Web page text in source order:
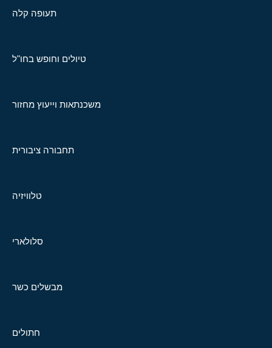
תעופה קלה
טיולים וחופש בחו"ל
משכנתאות וייעוץ מחזור
תחבורה ציבורית
טלוויזיה
סלולארי
מבשלים כשר
חתולים